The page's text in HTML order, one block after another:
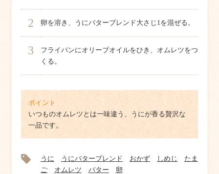
2 卵を溶き、うにバターブレンド大さじ1を混ぜる。
3
フライパンにオリーブオイルをひき、オムレツをつ
くる。
ポイント
いつものオムレツとは一味違う、うにが香る贅沢な
一品です。
うに うにバターブレンド おかず しめじ
たま
ご
オムレツ バター 卵